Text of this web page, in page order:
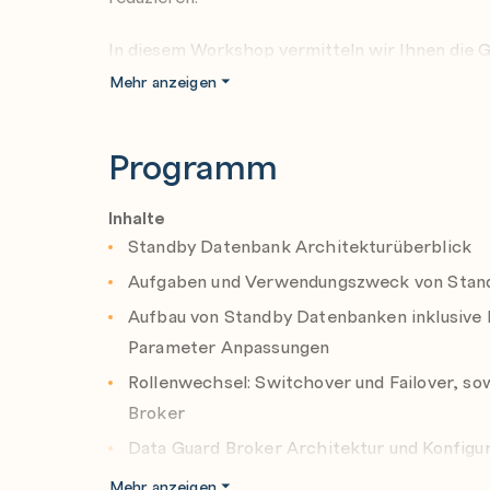
In diesem Workshop vermitteln wir Ihnen die
Datenbanken. Wir beginnen mit der
„korrekte Lizensierung manueller Standby
„Data Guard Environments mit Oracle
Mehr anzeigen
Programm
Inhalte
Standby Datenbank Architekturüberblick
Aufgaben und Verwendungszweck von
Aufbau von Standby Datenbanken
Parameter Anpassungen
Rollenwechsel: Switchover und Failover,
Broker
Data Guard Broker Architektur und
Netzwerkkonfiguration für Client und
Mehr anzeigen